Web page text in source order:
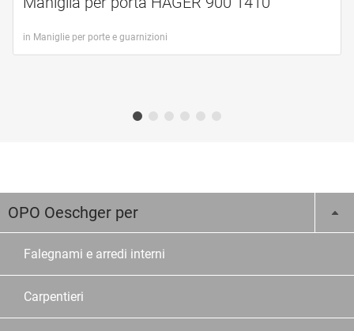
in Maniglie per porte e guarnizioni
OPO Oeschger per
Falegnami e arredi interni
Carpentieri